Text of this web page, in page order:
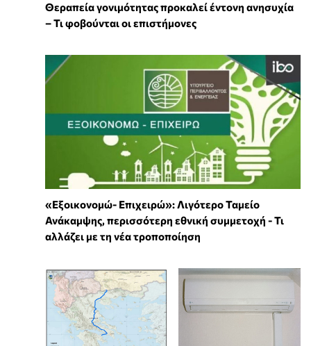
Θεραπεία γονιμότητας προκαλεί έντονη ανησυχία
– Τι φοβούνται οι επιστήμονες
«Εξοικονομώ- Επιχειρώ»: Λιγότερο Ταμείο
Ανάκαμψης, περισσότερη εθνική συμμετοχή - Τι
αλλάζει με τη νέα τροποποίηση